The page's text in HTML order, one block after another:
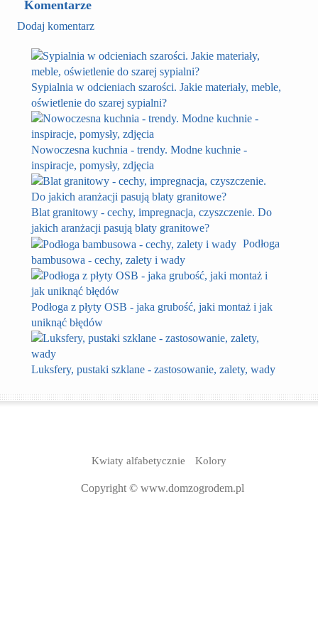
też wizualnie.
płytkach i konkretnym świetle. W kuchni
szczególnie ważne jest to, jak odcień zachowuje
oświetleniu. Dlatego próbka na ścianie zwykle
mówi dużo więcej niż sam wzornik.
Komentarze
Dodaj komentarz
Sypialnia w odcieniach szarości. Jakie materiały, meble,
oświetlenie do szarej sypialni?
Nowoczesna kuchnia - trendy. Modne kuchnie -
inspiracje, pomysły, zdjęcia
Blat granitowy - cechy, impregnacja, czyszczenie. Do
jakich aranżacji pasują blaty granitowe?
Podłoga
bambusowa - cechy, zalety i wady
Podłoga z płyty OSB - jaka grubość, jaki montaż i jak
uniknąć błędów
Luksfery, pustaki szklane - zastosowanie, zalety, wady
Kwiaty alfabetycznie Kolory
Copyright © www.domzogrodem.pl